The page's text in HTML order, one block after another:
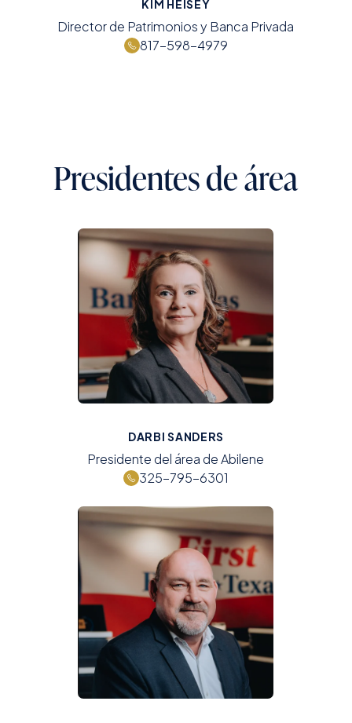
KIM HEISEY
Director de Patrimonios y Banca Privada
817-598-4979
Presidentes de área
DARBI SANDERS
Presidente del área de Abilene
325-795-6301